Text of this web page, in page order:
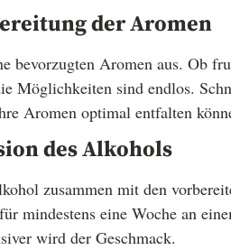
der Aromen
bevorzugten Aromen aus. Ob
Möglichkeiten sind endlos.
Aromen optimal entfalten
des Alkohols
zusammen mit den
mindestens eine Woche an
wird der Geschmack.